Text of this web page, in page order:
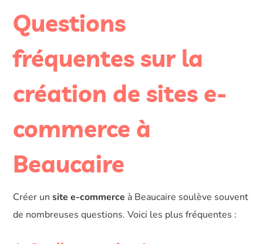
Questions
fréquentes sur la
création de sites e-
commerce à
Beaucaire
Créer unsite e-commerce à Beaucaire soulève souvent
de nombreuses questions. Voici les plus fréquentes :